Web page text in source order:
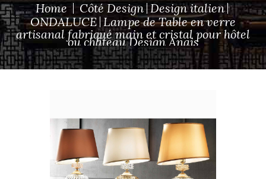
Home Côté Design Design italien
ONDALUCE Lampe de Table en verre
artisanal fabriqué main et cristal pour hôtel
ou château Design Anais